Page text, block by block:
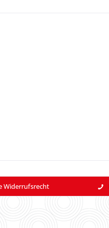
Widerrufsrecht